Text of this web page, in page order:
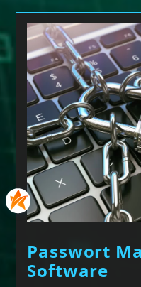
Passwort
Software